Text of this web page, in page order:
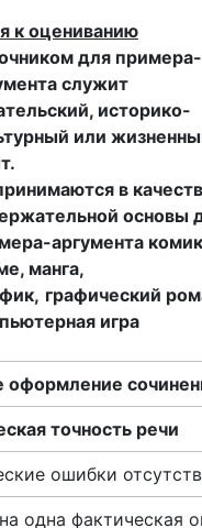
к оцениванию
для примера-
служит
историко-
или
в
основы
аргумента
манга,
графический
игра
оформление
точность речи
ошибки
одна фактическая